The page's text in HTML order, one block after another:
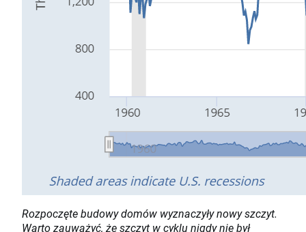
Rozpoczęte budowy domów wyznaczyły nowy szczyt.
Warto zauważyć, że szczyt w cyklu nigdy nie był